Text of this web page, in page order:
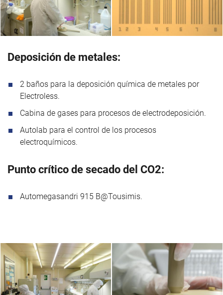
Deposición de metales:
2 baños para la deposición química de metales por
Electroless.
Cabina de gases para procesos de electrodeposición.
Autolab para el control de los procesos
electroquímicos.
Punto crítico de secado del CO2:
Automegasandri 915 B@Tousimis.